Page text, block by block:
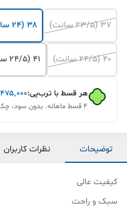
۳۷ (۲۳/۵ سانت) ۳۸ (۲۴ سانت)
۴۰ (۲۴/۵ سانت) ۴۱ (۲۴/۵ سانت)
هر قسط با ترب‌پی:۴۷۵٬۰۰۰
۴ قسط ماهانه. بدون سود، چک و ضامن.
توضیحات نظرات کاربران
کیفیت عالی
سبک و راحت